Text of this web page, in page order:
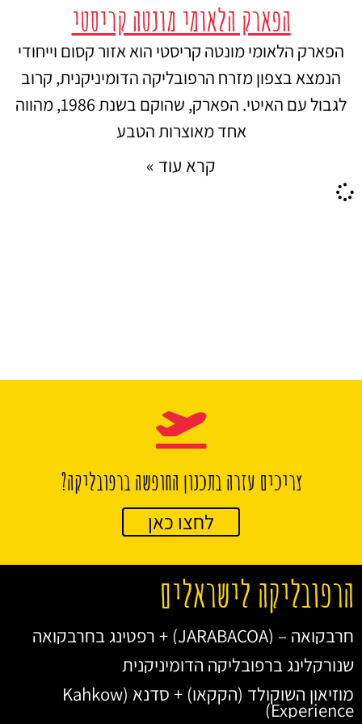
הפארק הלאומי מונטה קריסטי
הפארק הלאומי מונטה קריסטי הוא אזור קסום וייחודי
הנמצא בצפון מזרח הרפובליקה הדומיניקנית, קרוב
לגבול עם האיטי. הפארק, שהוקם בשנת 1986, מהווה
אחד מאוצרות הטבע
קרא עוד »
צריכים עזרה בתכנון החופשה ברפובליקה?
לחצו כאן
הרפובליקה לישראלים
חרבקואה – (JARABACOA) + רפטינג בחרבקואה
שנורקלינג ברפובליקה הדומיניקנית
מוזיאון השוקולד (הקקאו) + סדנא (Kahkow
Experience)